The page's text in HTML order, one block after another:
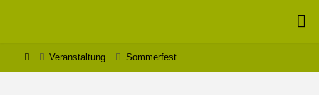
– SCHULE
SCHÖNTHAL
StartVeranstaltung Sommerfest